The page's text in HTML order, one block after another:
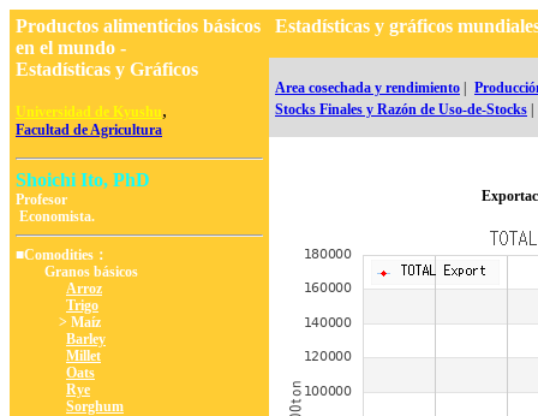
Productos alimenticios básicos
en el mundo -
Estadísticas y Gráficos
Universidad de Kyushu,
Facultad de Agricultura
Shoichi Ito, PhD
Profesor
Economista.
■Comodities：
Granos básicos
Arroz
Trigo
> Maíz
Barley
Millet
Oats
Rye
Sorghum
Estadísticas y gráficos
Area cosechada y rendimiento
Stocks Finales y Razón de Uso-de-Stocks